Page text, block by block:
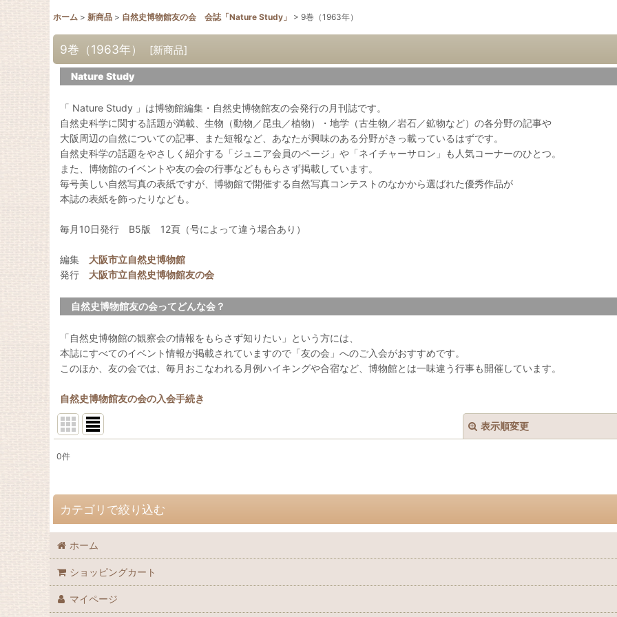
ホーム > 新商品 > 自然史博物館友の会 会誌「Nature Study」 > 9巻（1963年）
9巻（1963年） [新商品]
Nature Study
「 Nature Study 」は博物館編集・自然史博物館友の会発行の月刊誌です。
自然史科学に関する話題が満載、生物（動物／昆虫／植物）・地学（古生物／岩石／鉱物など）の各分野の記事や
大阪周辺の自然についての記事、また短報など、あなたが興味のある分野がきっ載っているはずです。
自然史科学の話題をやさしく紹介する「ジュニア会員のページ」や「ネイチャーサロン」も人気コーナーのひとつ。
また、博物館のイベントや友の会の行事などももらさず掲載しています。
毎号美しい自然写真の表紙ですが、博物館で開催する自然写真コンテストのなかから選ばれた優秀作品が
本誌の表紙を飾ったりなども。
毎月10日発行 B5版 12頁（号によって違う場合あり）
編集 大阪市立自然史博物館
発行 大阪市立自然史博物館友の会
自然史博物館友の会ってどんな会？
「自然史博物館の観察会の情報をもらさず知りたい」という方には、
本誌にすべてのイベント情報が掲載されていますので「友の会」へのご入会がおすすめです。
このほか、友の会では、毎月おこなわれる月例ハイキングや合宿など、博物館とは一味違う行事も開催しています。
自然史博物館友の会の入会手続き
表示順変更
並び順 :
0件
カテゴリで絞り込む
自然史博物館友の会 会誌「Nature Study」 (全商品)
72巻（2026年）
71巻（2025年）
ホーム
ショッピングカート
マイページ